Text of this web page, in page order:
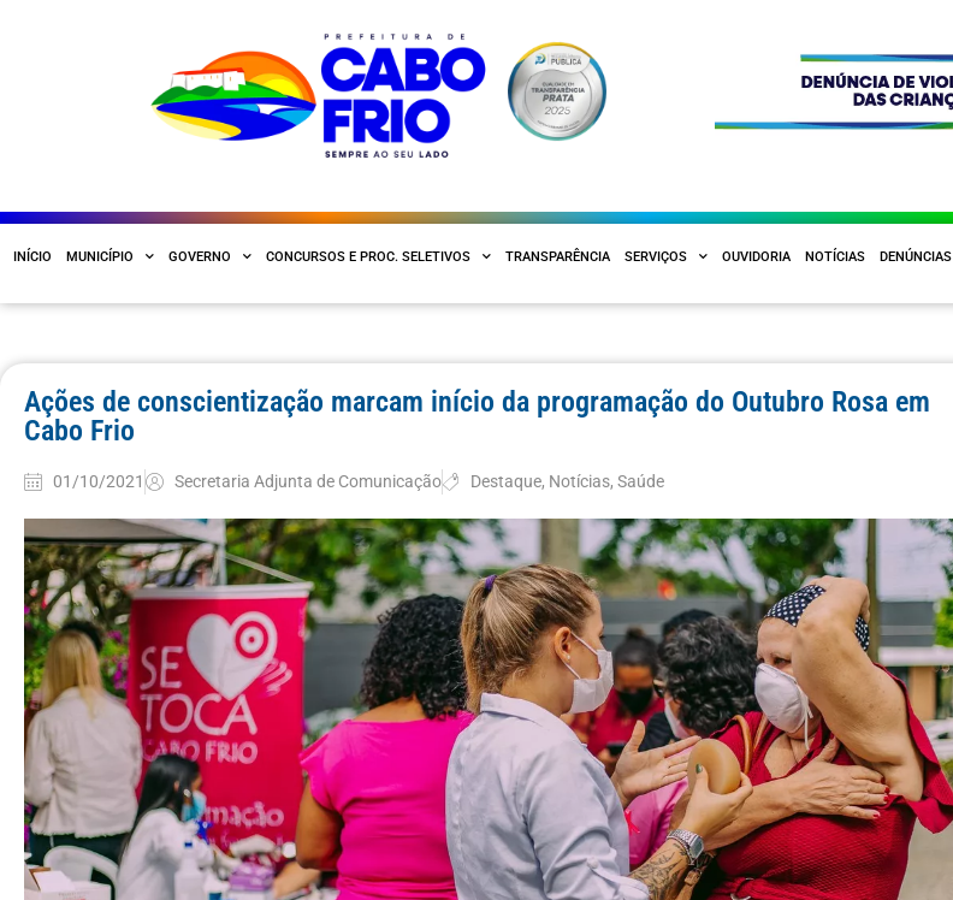
INÍCIO MUNICÍPIO GOVERNO CONCURSOS E PROC. SELETIVOS TRANSPARÊNCIA SERVIÇOS OUVIDORIA NOTÍCIAS DENÚNCIAS
Ações de conscientização marcam início da programação do Outubro Rosa em
Cabo Frio
01/10/2021 Secretaria Adjunta de Comunicação Destaque, Notícias,Saúde